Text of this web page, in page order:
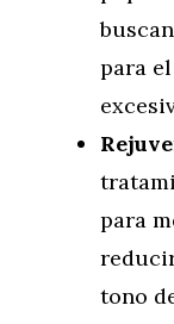
para
para
tono